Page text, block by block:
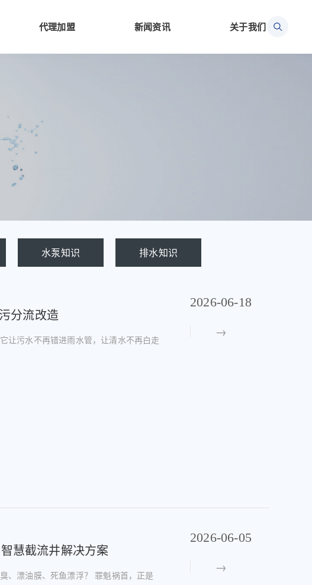
代理加盟 新闻资讯 关于我们
水泵知识 排水知识
分流改造
2026-06-18
让污水不再错进雨水管，让清水不再白走
慧截流井解决方案
2026-06-05
、漂油膜、死鱼漂浮？ 罪魁祸首，正是